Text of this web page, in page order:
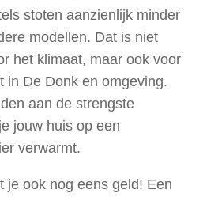
stoten aanzienlijk minder
modellen. Dat is niet
het klimaat, maar ook voor
in De Donk en omgeving.
aan de strengste
jouw huis op een
verwarmt.
je ook nog eens geld! Een